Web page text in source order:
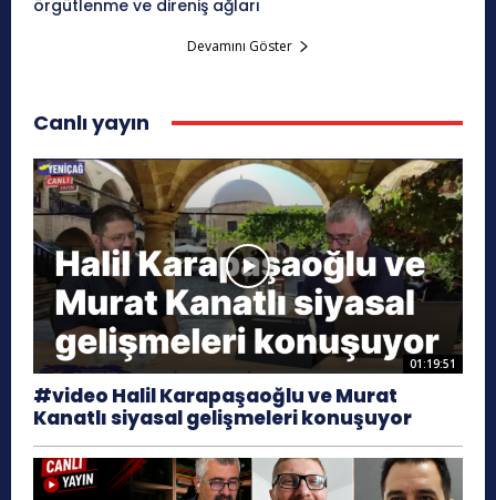
örgütlenme ve direniş ağları
Devamını Göster
Canlı yayın
01:19:51
#video Halil Karapaşaoğlu ve Murat
Kanatlı siyasal gelişmeleri konuşuyor